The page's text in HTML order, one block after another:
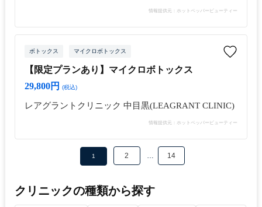
情報提供元：ホットペッパービューティー
ボトックス マイクロボトックス
【限定プランあり】マイクロボトックス
29,800円
(税込)
レアグラントクリニック 中目黒(LEAGRANT CLINIC)
情報提供元：ホットペッパービューティー
1 2 … 14
クリニックの種類から探す